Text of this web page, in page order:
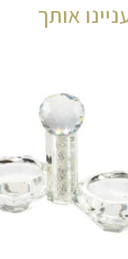
אותך
היה:
₪79.00.